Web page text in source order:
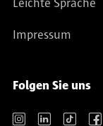
Leichte Sprache
Impressum
Folgen Sie uns
Instagram LinkedIn TikTok Facebook